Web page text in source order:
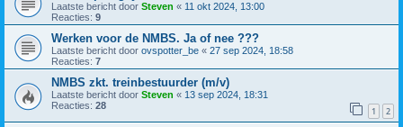
Laatste bericht door Steven « 11 okt 2024, 13:00
Reacties: 9
Werken voor de NMBS. Ja of nee ???
Laatste bericht door ovspotter_be « 27 sep 2024, 18:58
Reacties: 7
NMBS zkt. treinbestuurder (m/v)
Laatste bericht door Steven « 13 sep 2024, 18:31
Reacties: 28 1 2